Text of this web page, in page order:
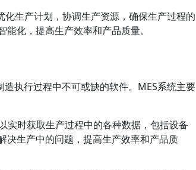
生产计划，协调生产资源，确保生产过程的
化，提高生产效率和产品质量。
执行过程中不可或缺的软件。MES系统主要
实时获取生产过程中的各种数据，包括设备
决生产中的问题，提高生产效率和产品质